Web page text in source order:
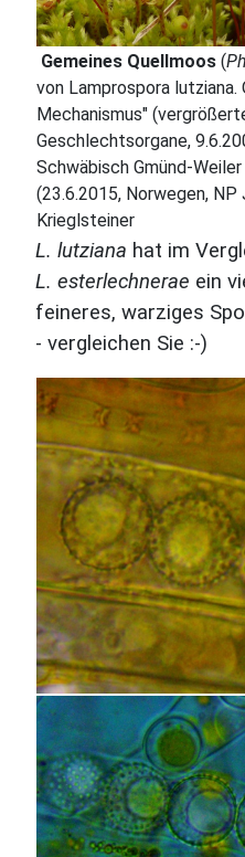
Gemeines Quellmoos (
von Lamprospora lutziana.
Mechanismus"
Geschlechtsorgane,
Schwäbisch Gmünd-
(23.6.2015, Norwegen,
Krieglsteiner
L. lutziana hat im
L. esterlechnerae ein
feineres, warziges
- vergleichen Sie :-)